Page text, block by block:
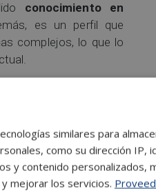
conocimiento en
es un perfil que
complejos, lo que lo
técnicas como
sistemas que
exploraremos las
mejor cada una.
similares para
como su dirección IP,
y contenido personalizados,
mejorar los servicios.